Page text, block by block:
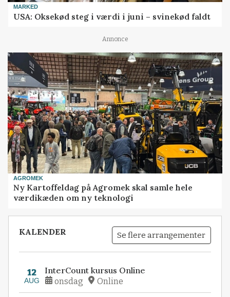
MARKED
USA: Oksekød steg i værdi i juni – svinekød faldt
Annonce
AGROMEK
Ny Kartoffeldag på Agromek skal samle hele
værdikæden om ny teknologi
KALENDER Se flere arrangementer
12
AUG
InterCount kursus Online
onsdag Online